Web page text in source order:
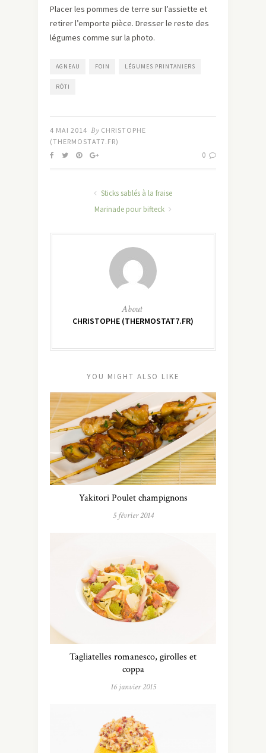
Placer les pommes de terre sur l’assiette et
retirer l’emporte pièce. Dresser le reste des
légumes comme sur la photo.
AGNEAU FOIN LÉGUMES PRINTANIERS
RÔTI
4 MAI 2014 By CHRISTOPHE
(THERMOSTAT7.FR)
0
Sticks sablés à la fraise
Marinade pour bifteck
About
CHRISTOPHE (THERMOSTAT7.FR)
YOU MIGHT ALSO LIKE
Yakitori Poulet champignons
5 février 2014
Tagliatelles romanesco, girolles et
coppa
16 janvier 2015